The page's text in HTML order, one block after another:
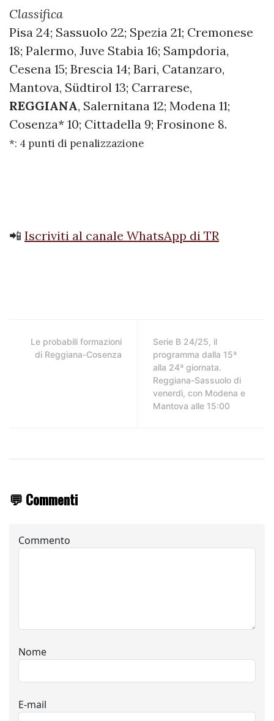
Classifica
Pisa 24; Sassuolo 22; Spezia 21; Cremonese
18; Palermo, Juve Stabia 16; Sampdoria,
Cesena 15; Brescia 14; Bari, Catanzaro,
Mantova, Südtirol 13; Carrarese,
REGGIANA, Salernitana 12; Modena 11;
Cosenza* 10; Cittadella 9; Frosinone 8.
*: 4 punti di penalizzazione
📲 Iscriviti al canale WhatsApp di TR
Le probabili formazioni
di Reggiana-Cosenza
Serie B 24/25, il
programma dalla 15ª
alla 24ª giornata.
Reggiana-Sassuolo di
venerdì, con Modena e
Mantova alle 15:00
💬 Commenti